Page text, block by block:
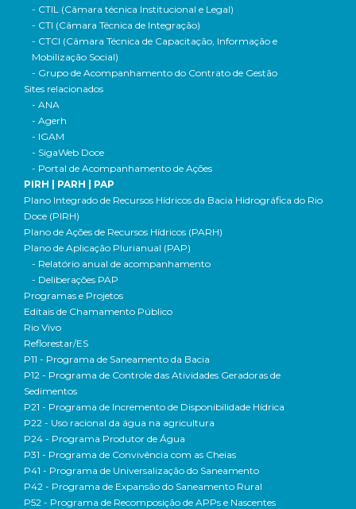
- CTIL (Câmara técnica Institucional e Legal)
- CTI (Câmara Técnica de Integração)
- CTCI (Câmara Técnica de Capacitação, Informação e
Mobilização Social)
- Grupo de Acompanhamento do Contrato de Gestão
Sites relacionados
- ANA
- Agerh
- IGAM
- SigaWeb Doce
- Portal de Acompanhamento de Ações
PIRH | PARH | PAP
Plano Integrado de Recursos Hídricos da Bacia Hidrográfica do Rio
Doce (PIRH)
Plano de Ações de Recursos Hídricos (PARH)
Plano de Aplicação Plurianual (PAP)
- Relatório anual de acompanhamento
- Deliberações PAP
Programas e Projetos
Editais de Chamamento Público
Rio Vivo
Reflorestar/ES
P11 - Programa de Saneamento da Bacia
P12 - Programa de Controle das Atividades Geradoras de
Sedimentos
P21 - Programa de Incremento de Disponibilidade Hídrica
P22 - Uso racional da água na agricultura
P24 - Programa Produtor de Água
P31 - Programa de Convivência com as Cheias
P41 - Programa de Universalização do Saneamento
P42 - Programa de Expansão do Saneamento Rural
P52 - Programa de Recomposição de APPs e Nascentes